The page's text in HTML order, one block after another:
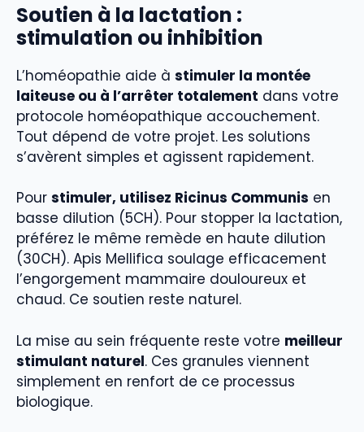
Soutien à la lactation :
stimulation ou inhibition
L’homéopathie aide à stimuler la montée
laiteuse ou à l’arrêter totalement dans votre
protocole homéopathique accouchement.
Tout dépend de votre projet. Les solutions
s’avèrent simples et agissent rapidement.
Pour stimuler, utilisez Ricinus Communis en
basse dilution (5CH). Pour stopper la lactation,
préférez le même remède en haute dilution
(30CH). Apis Mellifica soulage efficacement
l’engorgement mammaire douloureux et
chaud. Ce soutien reste naturel.
La mise au sein fréquente reste votre meilleur
stimulant naturel. Ces granules viennent
simplement en renfort de ce processus
biologique.